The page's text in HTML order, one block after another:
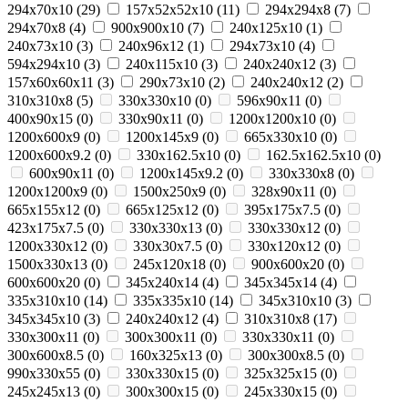
294х70х10 (29) 157х52х52x10 (11) 294x294x8 (7)
294х70х8 (4) 900х900х10 (7) 240х125х10 (1)
240x73x10 (3) 240x96x12 (1) 294х73х10 (4)
594x294x10 (3) 240x115x10 (3) 240x240x12 (3)
157x60x60x11 (3) 290х73х10 (2) 240х240х12 (2)
310x310x8 (5) 330x330x10 (0) 596x90x11 (0)
400x90x15 (0) 330x90x11 (0) 1200x1200x10 (0)
1200x600x9 (0) 1200x145x9 (0) 665x330x10 (0)
1200x600x9.2 (0) 330x162.5x10 (0) 162.5x162.5x10 (0)
600x90x11 (0) 1200x145x9.2 (0) 330x330x8 (0)
1200x1200x9 (0) 1500x250x9 (0) 328x90x11 (0)
665x155x12 (0) 665x125x12 (0) 395x175x7.5 (0)
423x175x7.5 (0) 330x330x13 (0) 330x330x12 (0)
1200x330x12 (0) 330x30x7.5 (0) 330x120x12 (0)
1500x330x13 (0) 245x120x18 (0) 900x600x20 (0)
600x600x20 (0) 345х240х14 (4) 345х345х14 (4)
335х310х10 (14) 335х335х10 (14) 345х310х10 (3)
345х345х10 (3) 240х240x12 (4) 310х310x8 (17)
330x300x11 (0) 300x300x11 (0) 330x330x11 (0)
300x600x8.5 (0) 160x325x13 (0) 300x300x8.5 (0)
990х330х55 (0) 330x330x15 (0) 325x325x15 (0)
245x245x13 (0) 300x300x15 (0) 245x330x15 (0)